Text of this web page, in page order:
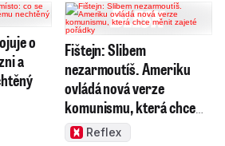
o
a
Fištejn: Slibem
nezarmoutíš. Ameriku
ovládá nová verze
komunismu, která chce
měnit zajeté pořádky
Reflex